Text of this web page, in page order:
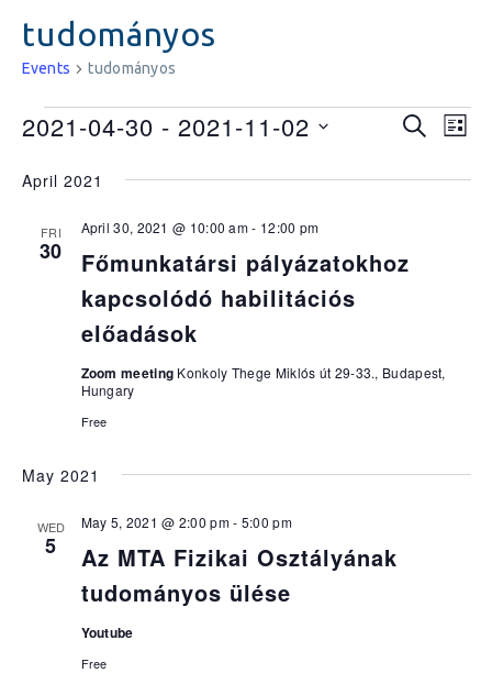
tudományos
Events tudományos
Events
SEARCH
LIST
2021-04-30 - 2021-11-02
date.
April 2021
FRI
30
Főmunkatársi pályázatokhoz
kapcsolódó habilitációs
előadások
April 30, 2021 @ 10:00 am- 12:00 pm
Zoom meeting Konkoly Thege Miklós út 29-33., Budapest,
Hungary
Free
May 2021
WED
5
Az MTA Fizikai Osztályának
tudományos ülése
May 5, 2021 @ 2:00 pm- 5:00 pm
Youtube
Free